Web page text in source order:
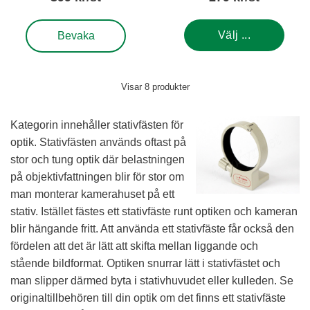
Bevaka
, Stativfäste till EF 70-200/2,8 L USM
Välj ...
Visar 8produkter
Kategorin innehåller stativfästen för
optik. Stativfästen används oftast på
stor och tung optik där belastningen
på objektivfattningen blir för stor om
man monterar kamerahuset på ett
stativ. Istället fästes ett stativfäste runt optiken och kameran
blir hängande fritt. Att använda ett stativfäste får också den
fördelen att det är lätt att skifta mellan liggande och
stående bildformat. Optiken snurrar lätt i stativfästet och
man slipper därmed byta i stativhuvudet eller kulleden. Se
originaltillbehören till din optik om det finns ett stativfäste